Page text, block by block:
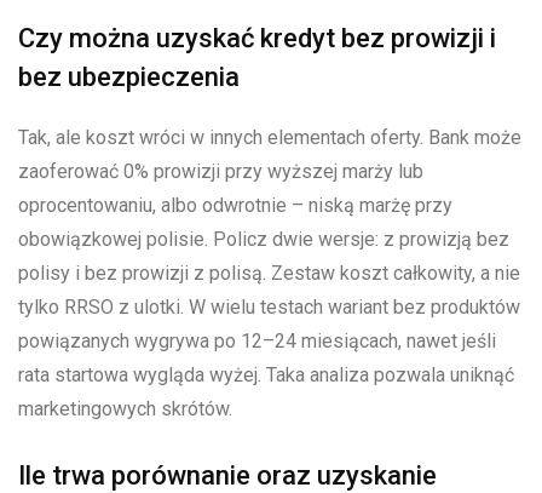
Czy można uzyskać kredyt bez prowizji i
bez ubezpieczenia
Tak, ale koszt wróci w innych elementach oferty. Bank może
zaoferować 0% prowizji przy wyższej marży lub
oprocentowaniu, albo odwrotnie – niską marżę przy
obowiązkowej polisie. Policz dwie wersje: z prowizją bez
polisy i bez prowizji z polisą. Zestaw koszt całkowity, a nie
tylko RRSO z ulotki. W wielu testach wariant bez produktów
powiązanych wygrywa po 12–24 miesiącach, nawet jeśli
rata startowa wygląda wyżej. Taka analiza pozwala uniknąć
marketingowych skrótów.
Ile trwa porównanie oraz uzyskanie